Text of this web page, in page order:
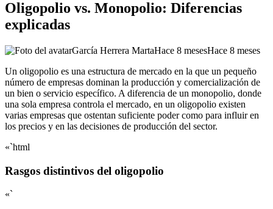
Oligopolio vs. Monopolio: Diferencias
explicadas
García Herrera MartaHace 8 mesesHace 8 meses
Un oligopolio es una estructura de mercado en la que un pequeño
número de empresas dominan la producción y comercialización de
un bien o servicio específico. A diferencia de un monopolio, donde
una sola empresa controla el mercado, en un oligopolio existen
varias empresas que ostentan suficiente poder como para influir en
los precios y en las decisiones de producción del sector.
«`html
Rasgos distintivos del oligopolio
«`